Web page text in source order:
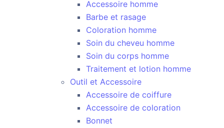
Accessoire homme
Barbe et rasage
Coloration homme
Soin du cheveu homme
Soin du corps homme
Traitement et lotion homme
Outil et Accessoire
Accessoire de coiffure
Accessoire de coloration
Bonnet